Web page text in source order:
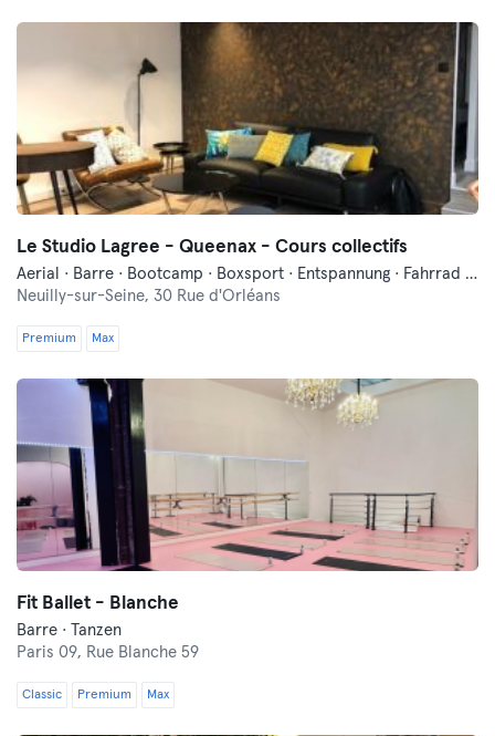
Le Studio Lagree - Queenax - Cours collectifs
Aerial · Barre · Bootcamp · Boxsport · Entspannung · Fahrrad fahren · Fitness · Funktionelles Training · Indoorcycling · Pilates · Tanzen · Yoga
Neuilly-sur-Seine, 30 Rue d'Orléans
Premium Max
Fit Ballet - Blanche
Barre · Tanzen
Paris 09, Rue Blanche 59
Classic Premium Max